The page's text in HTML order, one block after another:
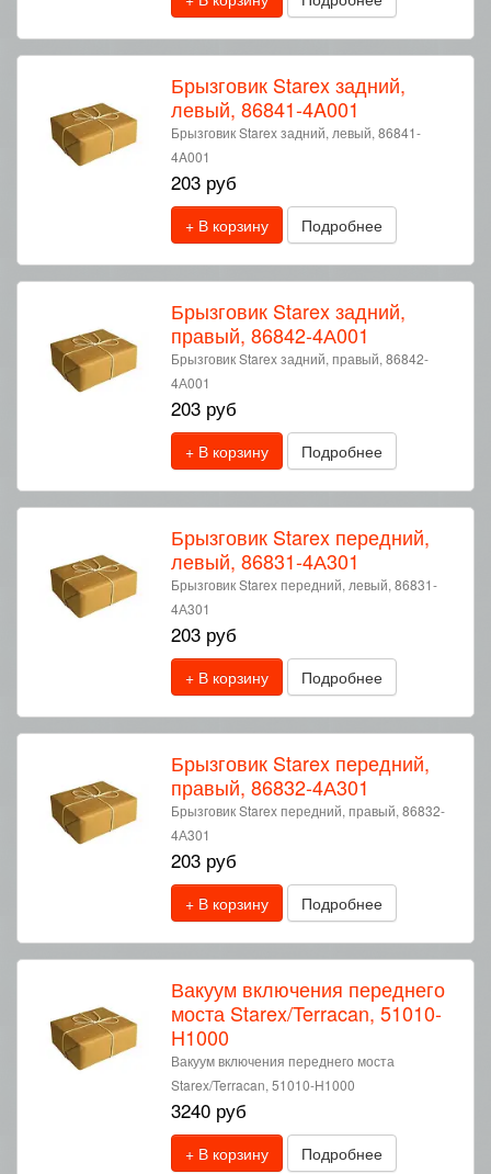
Брызговик Starex задний,
левый, 86841-4A001
Брызговик Starex задний, левый, 86841-
4A001
203 руб
+ В корзину Подробнее
Брызговик Starex задний,
правый, 86842-4А001
Брызговик Starex задний, правый, 86842-
4А001
203 руб
+ В корзину Подробнее
Брызговик Starex передний,
левый, 86831-4А301
Брызговик Starex передний, левый, 86831-
4А301
203 руб
+ В корзину Подробнее
Брызговик Starex передний,
правый, 86832-4А301
Брызговик Starex передний, правый, 86832-
4А301
203 руб
+ В корзину Подробнее
Вакуум включения переднего
моста Starex/Terracan, 51010-
H1000
Вакуум включения переднего моста
Starex/Terracan, 51010-H1000
3240 руб
+ В корзину Подробнее